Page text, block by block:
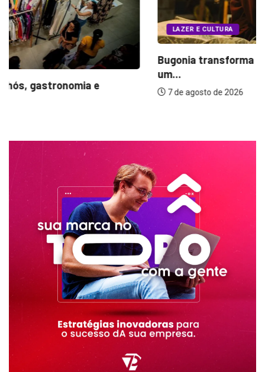
LAZER E CULTURA
Bugonia transforma paranoia e conspiração em
um...
7 de agosto de 2026